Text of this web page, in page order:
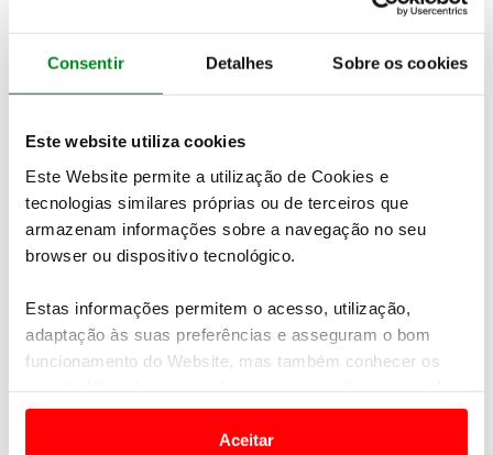
Consentir Detalhes Sobre os cookies
Este website utiliza cookies
Este Website permite a utilização de Cookies e
tecnologias similares próprias ou de terceiros que
armazenam informações sobre a navegação no seu
browser ou dispositivo tecnológico.
Estas informações permitem o acesso, utilização,
adaptação às suas preferências e asseguram o bom
funcionamento do Website, mas também conhecer os
e anúncios de modo a promover produtos e/ou serviços.
Aceitar
Para dia 31 estão previstaspassagens por Coimbra,
Lousã, Góis, Arganil e Lousada . No dia seguinte (1 de
Norte, comespeciais em Vieira do Minho, Cabeceiras
de Basto, Amarante e Vila Nova de Gaia